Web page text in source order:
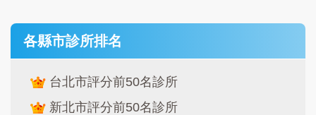
各縣市診所排名
台北市評分前50名診所
新北市評分前50名診所